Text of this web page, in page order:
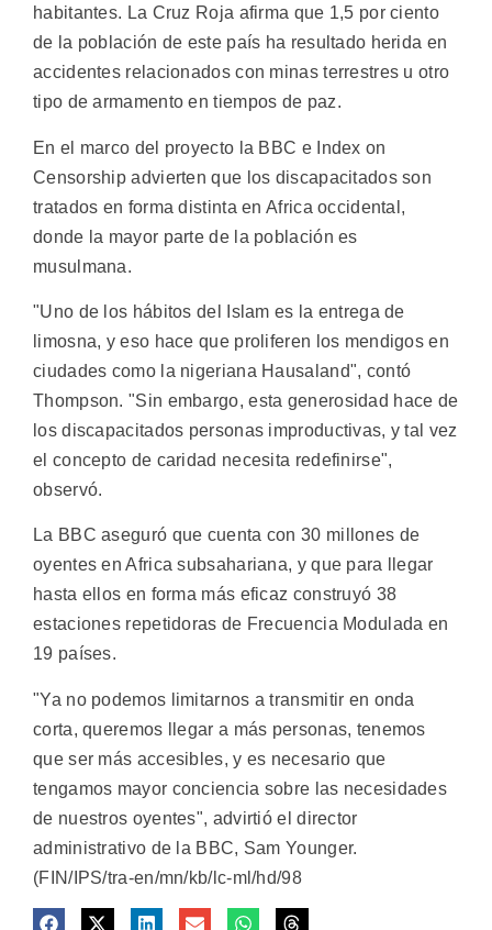
habitantes. La Cruz Roja afirma que 1,5 por ciento
de la población de este país ha resultado herida en
accidentes relacionados con minas terrestres u otro
tipo de armamento en tiempos de paz.
En el marco del proyecto la BBC e Index on
Censorship advierten que los discapacitados son
tratados en forma distinta en Africa occidental,
donde la mayor parte de la población es
musulmana.
"Uno de los hábitos del Islam es la entrega de
limosna, y eso hace que proliferen los mendigos en
ciudades como la nigeriana Hausaland", contó
Thompson. "Sin embargo, esta generosidad hace de
los discapacitados personas improductivas, y tal vez
el concepto de caridad necesita redefinirse",
observó.
La BBC aseguró que cuenta con 30 millones de
oyentes en Africa subsahariana, y que para llegar
hasta ellos en forma más eficaz construyó 38
estaciones repetidoras de Frecuencia Modulada en
19 países.
"Ya no podemos limitarnos a transmitir en onda
corta, queremos llegar a más personas, tenemos
que ser más accesibles, y es necesario que
tengamos mayor conciencia sobre las necesidades
de nuestros oyentes", advirtió el director
administrativo de la BBC, Sam Younger.
(FIN/IPS/tra-en/mn/kb/lc-ml/hd/98